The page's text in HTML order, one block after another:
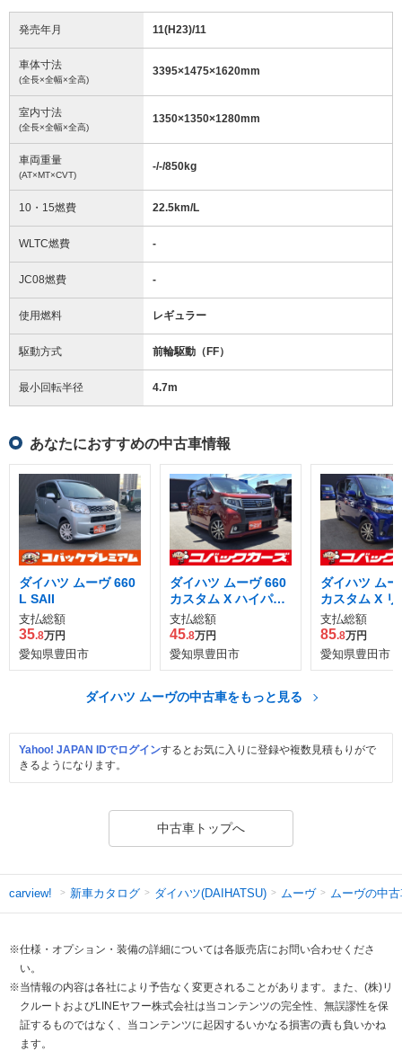
発売年月 11(H23)/11
車体寸法
(全長×全幅×全高)
3395×1475×1620mm
室内寸法
(全長×全幅×全高)
1350×1350×1280mm
車両重量
(AT×MT×CVT)
-/-/850kg
10・15燃費 22.5km/L
WLTC燃費 -
JC08燃費 -
使用燃料 レギュラー
駆動方式 前輪駆動（FF）
最小回転半径 4.7m
あなたにおすすめの中古車情報
ダイハツ ムーヴ 660
L SAII
支払総額
35.8万円
愛知県豊田市
ダイハツ ムーヴ 660
カスタム X ハイパー
SA
支払総額
45.8万円
愛知県豊田市
ダイハツ ム
カスタム X リ
ドII SAIII
支払総額
85.8万円
愛知県豊田市
ダイハツ ムーヴの中古車をもっと見る
Yahoo! JAPAN IDでログインするとお気に入りに登録や複数見積もりがで
きるようになります。
中古車トップへ
carview! 新車カタログ ダイハツ(DAIHATSU) ムーヴ ムーヴの中
※仕様・オプション・装備の詳細については各販売店にお問い合わせくださ
い。
※当情報の内容は各社により予告なく変更されることがあります。また、(株)リ
クルートおよびLINEヤフー株式会社は当コンテンツの完全性、無誤謬性を保
証するものではなく、当コンテンツに起因するいかなる損害の責も負いかね
ます。